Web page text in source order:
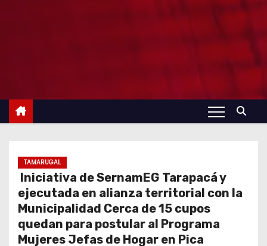
TAMARUGAL
Iniciativa de SernamEG Tarapacá y
ejecutada en alianza territorial con la
Municipalidad Cerca de 15 cupos
quedan para postular al Programa
Mujeres Jefas de Hogar en Pica